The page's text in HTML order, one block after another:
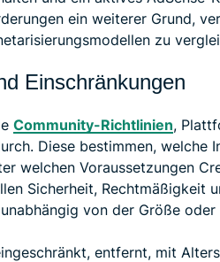
ein weiterer Grund,
zu
Einschränkungen
Community-Richtlinien,
Diese bestimmen, welche
welchen Voraussetzungen
Sicherheit, Rechtmäßigkeit
von der Größe oder
entfernt, mit